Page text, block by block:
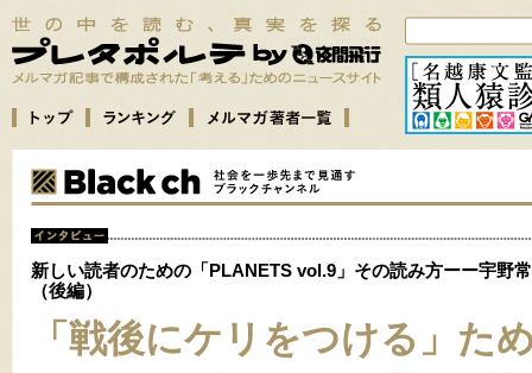
新しい読者のための「PLANETS vol.9」その読み方ーー宇野
（後編）
「戦後にケリをつける」た